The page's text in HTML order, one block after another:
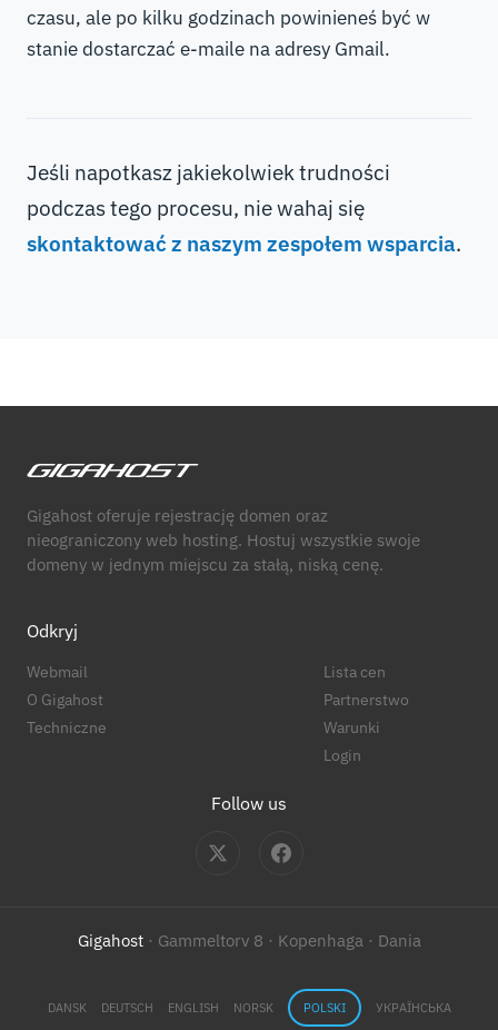
czasu, ale po kilku godzinach powinieneś być w
stanie dostarczać e-maile na adresy Gmail.
Jeśli napotkasz jakiekolwiek trudności
podczas tego procesu, nie wahaj się
skontaktować z naszym zespołem wsparcia.
Gigahost oferuje rejestrację domen oraz
nieograniczony web hosting. Hostuj wszystkie swoje
domeny w jednym miejscu za stałą, niską cenę.
Odkryj
Webmail
O Gigahost
Techniczne
Lista cen
Partnerstwo
Warunki
Login
Follow us
Gigahost· Gammeltorv 8 · Kopenhaga · Dania
DANSK DEUTSCH ENGLISH NORSK POLSKI УКРАЇНСЬКА